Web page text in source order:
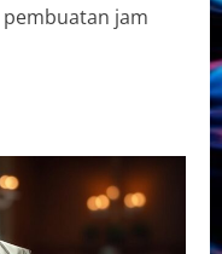
jam